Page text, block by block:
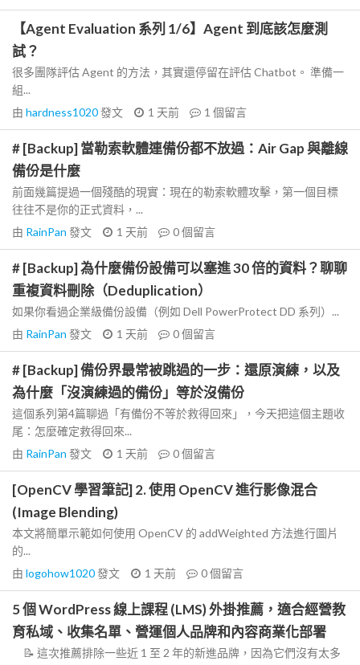
【Agent Evaluation 系列 1/6】Agent 到底該怎麼測
試？
很多團隊評估 Agent 的方法，其實還停留在評估 Chatbot。 準備一
組...
由 hardness1020發文 1 天前 1 個留言
# [Backup] 當勒索軟體連備份都不放過：Air Gap 與離線
備份是什麼
前面幾篇提過一個殘酷的現實：現在的勒索軟體攻擊，第一個目標
往往不是你的正式資料，...
由 RainPan 發文 1 天前 0個留言
# [Backup] 為什麼備份設備可以塞進 30 倍的資料？聊聊
重複資料刪除（Deduplication）
如果你看過企業級備份設備（例如 Dell PowerProtect DD 系列）...
由 RainPan 發文 1 天前 0個留言
# [Backup] 備份界最常被跳過的一步：還原演練，以及
為什麼「沒演練過的備份」等於沒備份
這個系列第4篇聊過「有備份不等於救得回來」，今天把這個主題收
尾：怎麼確定救得回來...
由 RainPan 發文 1 天前 0個留言
[OpenCV 學習筆記] 2. 使用 OpenCV 進行影像混合
(Image Blending)
本文將簡單示範如何使用 OpenCV 的 addWeighted 方法進行圖片
的...
由 logohow1020發文 1 天前 0個留言
5 個 WordPress 線上課程 (LMS) 外掛推薦，適合經營教
育私域、收集名單、營運個人品牌和內容商業化部署
📝 這次推薦排除一些近 1 至 2 年的新進品牌，因為它們沒有太多